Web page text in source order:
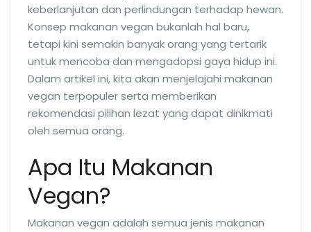
keberlanjutan dan perlindungan terhadap hewan.
Konsep makanan vegan bukanlah hal baru,
tetapi kini semakin banyak orang yang tertarik
untuk mencoba dan mengadopsi gaya hidup ini.
Dalam artikel ini, kita akan menjelajahi makanan
vegan terpopuler serta memberikan
rekomendasi pilihan lezat yang dapat dinikmati
oleh semua orang.
Apa Itu Makanan
Vegan?
Makanan vegan adalah semua jenis makanan